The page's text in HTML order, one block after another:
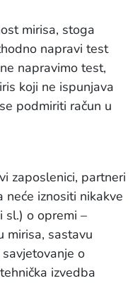
mirisa, stoga
napravi test
napravimo test,
koji ne ispunjava
podmiriti račun u
zaposlenici, partneri
iznositi nikakve
sl.) o opremi –
mirisa, sastavu
o
izvedba